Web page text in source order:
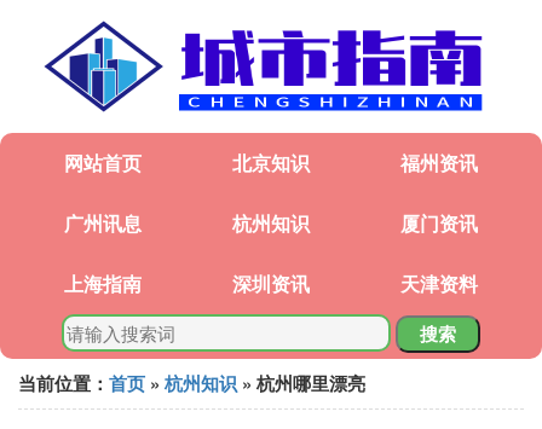
网站首页 北京知识 福州资讯
广州讯息 杭州知识 厦门资讯
上海指南 深圳资讯 天津资料
搜索
当前位置： 首页 » 杭州知识 » 杭州哪里漂亮